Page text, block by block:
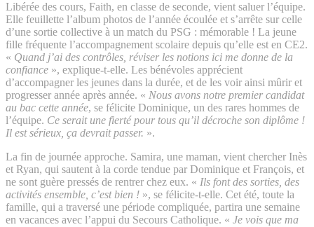
Libérée des cours, Faith, en classe de seconde, vient saluer l’équipe.
Elle feuillette l’album photos de l’année écoulée et s’arrête sur celle
d’une sortie collective à un match du PSG : mémorable ! La jeune
fille fréquente l’accompagnement scolaire depuis qu’elle est en CE2.
« Quand j’ai des contrôles, réviser les notions ici me donne de la
confiance », explique-t-elle. Les bénévoles apprécient
d’accompagner les jeunes dans la durée, et de les voir ainsi mûrir et
progresser année après année. « Nous avons notre premier candidat
au bac cette année, se félicite Dominique, un des rares hommes de
l’équipe. Ce serait une fierté pour tous qu’il décroche son diplôme !
Il est sérieux, ça devrait passer. ».
La fin de journée approche. Samira, une maman, vient chercher Inès
et Ryan, qui sautent à la corde tendue par Dominique et François, et
ne sont guère pressés de rentrer chez eux. « Ils font des sorties, des
activités ensemble, c’est bien ! », se félicite-t-elle. Cet été, toute la
famille, qui a traversé une période compliquée, partira une semaine
en vacances avec l’appui du Secours Catholique. « Je vois que ma